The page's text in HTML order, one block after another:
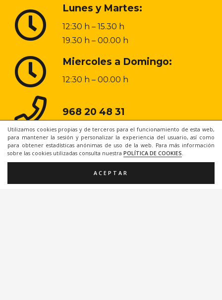
Utilizamos cookies propias y de terceros para el funcionamiento de esta web,
para mantener la sesión y personalizar la experiencia del usuario, así como
para obtener estadísticas anónimas de uso de la web. Para más información
sobre las cookies utilizadas consulta nuestra POLÍTICA DE COOKIES.
ACEPTAR
Lunes y Martes:
12:30 h – 15.30 h
19.30 h – 00.00 h
Miercoles a Domingo:
12:30 h – 00.00 h
968 20 48 31